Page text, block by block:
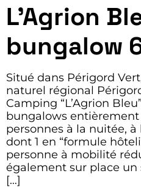
L’Agrion
bungalow
Situé dans Périgord
naturel régional
Camping “L’Agrion
bungalows
personnes à la nuitée,
dont 1 en “formule
personne à mobilité
également sur place
[…]